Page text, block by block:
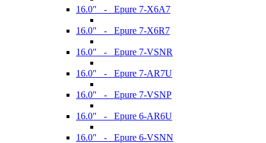
16.0" - Epure 7-X6A7
16.0" - Epure 7-X6R7
16.0" - Epure 7-VSNR
16.0" - Epure 7-AR7U
16.0" - Epure 7-VSNP
16.0" - Epure 6-AR6U
16.0" - Epure 6-VSNN